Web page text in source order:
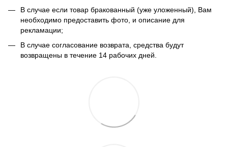
В случае если товар бракованный (уже уложенный), Вам
необходимо предоставить фото, и описание для
рекламации;
В случае согласование возврата, средства будут
возвращены в течение 14 рабочих дней.